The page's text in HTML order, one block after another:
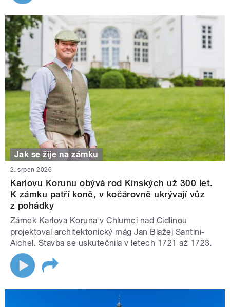
Jak se žije na zámku
2. srpen 2026
Karlovu Korunu obývá rod Kinských už 300 let.
K zámku patří koně, v kočárovně ukrývají vůz
z pohádky
Zámek Karlova Koruna v Chlumci nad Cidlinou
projektoval architektonický mág Jan Blažej Santini-
Aichel. Stavba se uskutečnila v letech 1721 až 1723.